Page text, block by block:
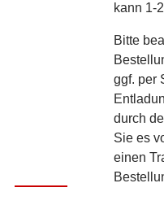
kann 1-
Bitte
ggf. per
durch
Sie es
einen